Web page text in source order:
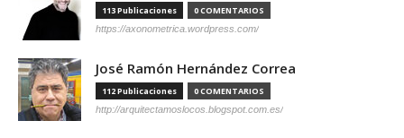
113 Publicaciones 0 COMENTARIOS
https://axonometrica.wordpress.com/
José Ramón Hernández Correa
112 Publicaciones 0 COMENTARIOS
http://arquitectamoslocos.blogspot.com.es/